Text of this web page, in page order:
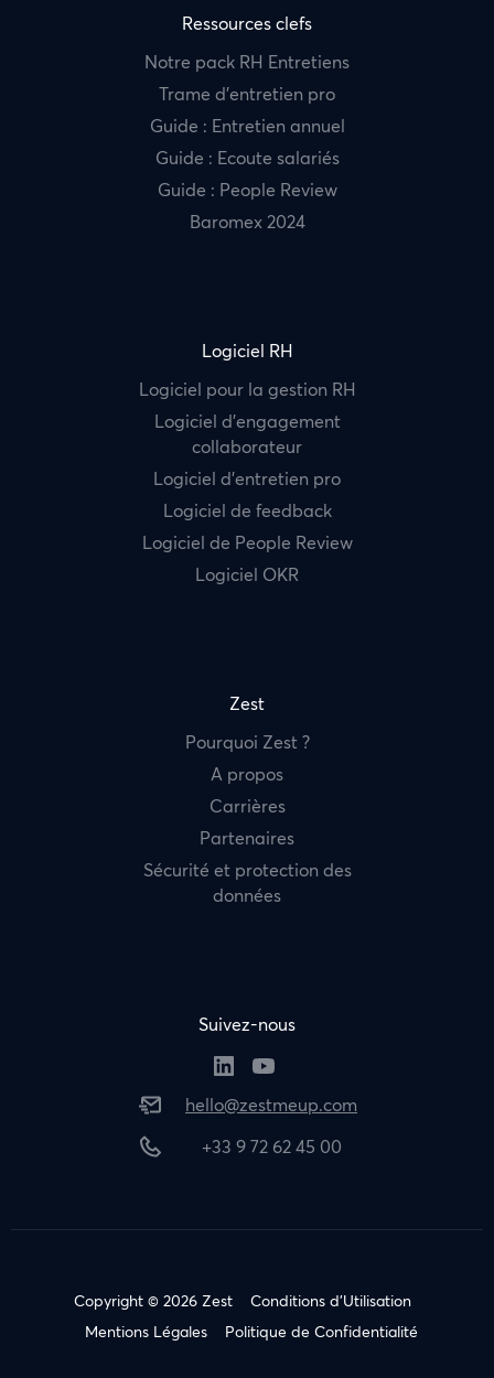
Ressources clefs
Notre pack RH Entretiens
Trame d’entretien pro
Guide : Entretien annuel
Guide : Ecoute salariés
Guide : People Review
Baromex 2024
Logiciel RH
Logiciel pour la gestion RH
Logiciel d’engagement
collaborateur
Logiciel d’entretien pro
Logiciel de feedback
Logiciel de People Review
Logiciel OKR
Zest
Pourquoi Zest ?
A propos
Carrières
Partenaires
Sécurité et protection des
données
Suivez-nous
hello@zestmeup.com
+33 9 72 62 45 00
Copyright © 2026 Zest
Conditions d’Utilisation
Mentions Légales
Politique de Confidentialité